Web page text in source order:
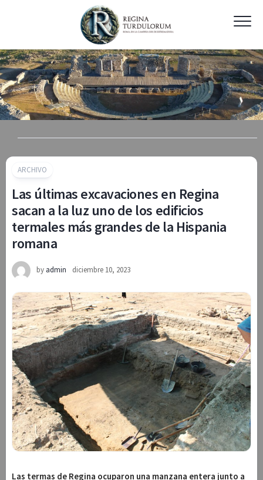
ARCHIVO
Las últimas excavaciones en Regina
sacan a la luz uno de los edificios
termales más grandes de la Hispania
romana
by admin diciembre 10, 2023
Las termas de Regina ocuparon una manzana entera junto a